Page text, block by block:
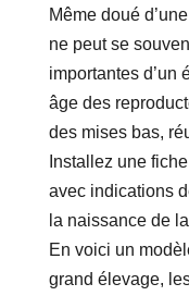
Même doué
ne peut se
importantes d’un
âge des
des mises bas,
Installez une
avec indications
la naissance de
En voici un
grand élevage,